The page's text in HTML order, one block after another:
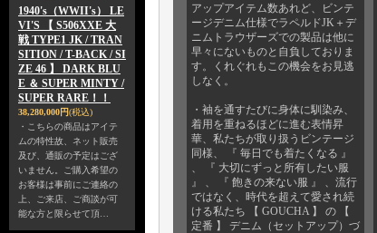
1940's（WWII's） LE
VI'S 【 S506XXE 大
戦 TYPE1 JK / TRAN
SITION / T-BACK / SI
ZE 46 】 DARK BLU
E ＆ SUPER MINTY /
SUPER RARE！！
38,280,000円(税込)
・こちらの商品はアイテ
ムの特性故、ネット販売
及び、通販の予定はござ
いません。ご購入希望の
お客様は事前にご連絡の
上、ご来店、ご商談が可
能な方と限らせて頂…
アップアイテム数あれど、ビンテ
ージデニム仕様でラペルドJK＋デ
ニムトラウザーズでの製品は他に
早々にないものと自負しておりま
す。くれぐれもこの機会をお見逃
しなく。
・袖を通すたびに身体に馴染み、
着用を重ねるほどに進む表情昇
華、私たちが取り扱うビンテージ
同様、 『 毎日でも着たくなる 』
、 『 大切にずっと所有したい服
』 、 『 飽きの来ない服 』 、流行
ではなく、時代を超えて愛され続
ける私たち 【 GOUCHA 】 の 【
定番 】 デニム（セットアップ）づ